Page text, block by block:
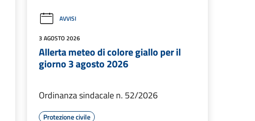
AVVISI
3 AGOSTO 2026
Allerta meteo di colore giallo per il
giorno 3 agosto 2026
Ordinanza sindacale n. 52/2026
Protezione civile